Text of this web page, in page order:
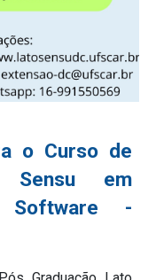
o Curso de
Sensu em
Software -